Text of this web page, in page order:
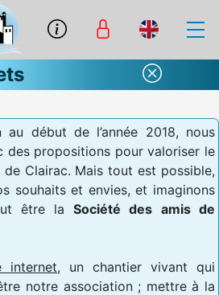
début de l’année 2018, nous
des propositions pour valoriser le
de Clairac. Mais tout est possible,
souhaits et envies, et imaginons
être la Société des amis de
internet, un chantier vivant qui
notre association ; mettre à la